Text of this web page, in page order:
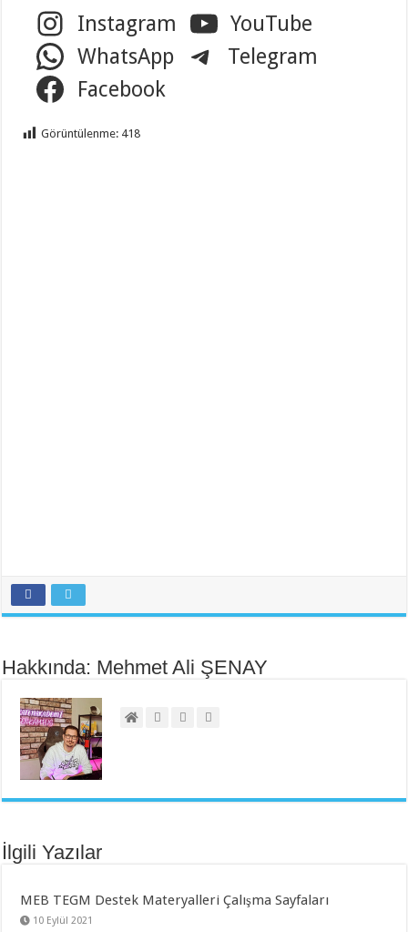
Instagram
YouTube
WhatsApp
Telegram
Facebook
Görüntülenme: 418
Hakkında: Mehmet Ali ŞENAY
İlgili Yazılar
MEB TEGM Destek Materyalleri Çalışma Sayfaları
10 Eylül 2021